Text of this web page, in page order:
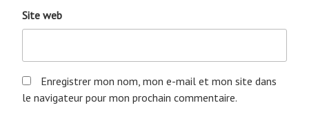
Site web
Enregistrer mon nom, mon e-mail et mon site dans
le navigateur pour mon prochain commentaire.